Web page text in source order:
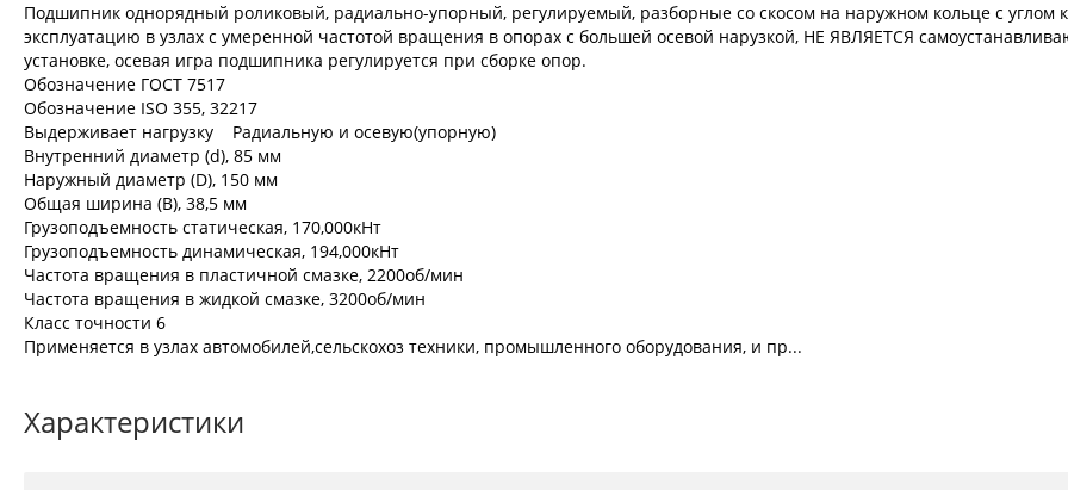
Подшипник однорядный роликовый, радиально-упорный, регулируемый, разборные со скосом на наружном кольце с углом
эксплуатацию в узлах с умеренной частотой вращения в опорах с большей осевой нарузкой, НЕ ЯВЛЯЕТСЯ
установке, осевая игра подшипника регулируется при сборке опор.
Обозначение ГОСТ 7517
Обозначение ISO 355, 32217
Выдерживает нагрузку Радиальную и осевую(упорную)
Внутренний диаметр (d), 85 мм
Наружный диаметр (D), 150 мм
Общая ширина (B), 38,5 мм
Грузоподъемность статическая, 170,000кНт
Грузоподъемность динамическая, 194,000кНт
Частота вращения в пластичной смазке, 2200об/мин
Частота вращения в жидкой смазке, 3200об/мин
Класс точности 6
Применяется в узлах автомобилей,сельскохоз техники, промышленного оборудования, и пр...
Характеристики